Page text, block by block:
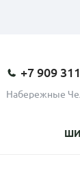
+7 909
Набережные